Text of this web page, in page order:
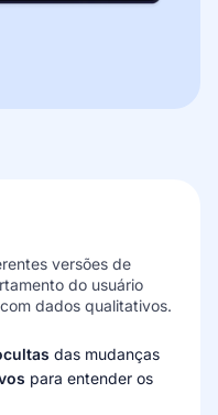
versões de
do usuário
dados qualitativos.
das mudanças
para entender os